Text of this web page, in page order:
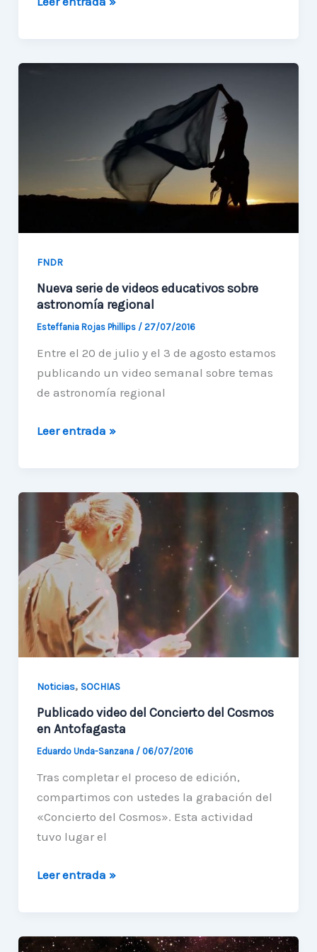
postulando
FNDR
Nueva serie de videos educativos sobre
astronomía regional
Esteffania Rojas Phillips / 27/07/2016
Entre el 20 de julio y el 3 de agosto estamos
publicando un video semanal sobre temas
de astronomía regional
Nueva
videos
educativos
sobre
astronomía
regional
Leer entrada »
Noticias, SOCHIAS
Publicado video del Concierto del Cosmos
en Antofagasta
Eduardo Unda-Sanzana / 06/07/2016
Tras completar el proceso de edición,
compartimos con ustedes la grabación del
«Concierto del Cosmos». Esta actividad
tuvo lugar el
Publicado
Concierto
Leer entrada »